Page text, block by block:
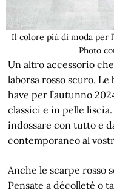
Il colore più di moda per
Photo
Un altro accessorio
laborsa rosso scuro.
have per l’autunno
classici e in pelle
indossare con tutto e
contemporaneo al
Anche le scarpe rosso
Pensate a décolleté o